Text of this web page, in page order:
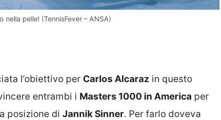
pelle! (TennisFever – ANSA)
l’obiettivo per Carlos Alcaraz in questo
entrambi i Masters 1000 in America per
posizione di Jannik Sinner. Per farlo doveva